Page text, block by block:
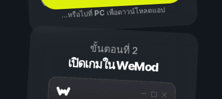
...หรือไปที่ PCเพื่อดาวน์โหลดแอป
ขั้นตอนที่ 2
เปิดเกมใน WeMod